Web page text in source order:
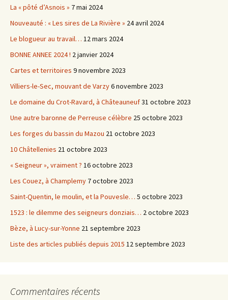
La « pôté d’Asnois » 7 mai 2024
Nouveauté : « Les sires de La Rivière » 24 avril 2024
Le blogueur au travail… 12 mars 2024
BONNE ANNEE 2024 ! 2 janvier 2024
Cartes et territoires 9 novembre 2023
Villiers-le-Sec, mouvant de Varzy6 novembre 2023
Le domaine du Crot-Ravard, à Châteauneuf31 octobre 2023
Une autre baronne de Perreuse célèbre 25 octobre 2023
Les forges du bassin du Mazou 21 octobre 2023
10 Châtellenies 21 octobre 2023
« Seigneur », vraiment ? 16 octobre 2023
Les Couez, à Champlemy 7 octobre 2023
Saint-Quentin, le moulin, et la Pouvesle… 5 octobre 2023
1523 : le dilemme des seigneurs donziais… 2 octobre 2023
Bèze, à Lucy-sur-Yonne 21 septembre 2023
Liste des articles publiés depuis 2015 12 septembre 2023
Commentaires récents